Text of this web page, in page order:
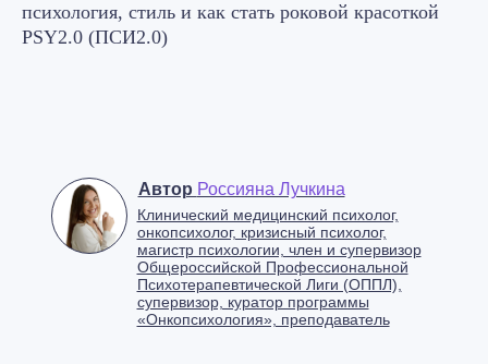
психология, стиль и как стать роковой красоткой
PSY2.0 (ПСИ2.0)
Клинический медицинский психолог,
онкопсихолог, кризисный психолог,
магистр психологии, член и супервизор
Общероссийской Профессиональной
Психотерапевтической Лиги (ОППЛ),
супервизор, куратор программы
«Онкопсихология», преподаватель
Автор Россияна Лучкина